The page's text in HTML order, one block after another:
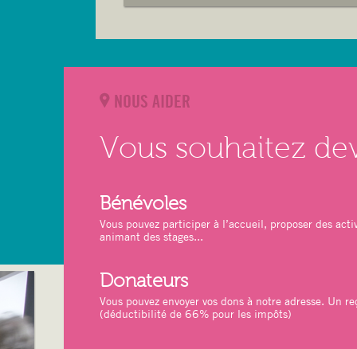
NOUS AIDER
Vous souhaitez
Bénévoles
Vous pouvez participer à l’accueil, proposer des
animant des stages...
Donateurs
Vous pouvez envoyer vos dons à notre adresse. Un
(déductibilité de 66% pour les impôts)